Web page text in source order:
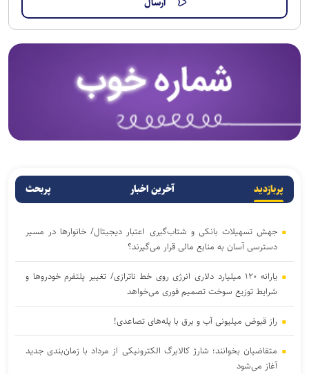
پربازدید آخرین اخبار پربحث
جهش تسهیلات بانکی و شتاب‌گیری اعتبار دیجیتال/ خانوار‌ها در مسیر
دسترسی آسان‌ به منابع مالی قرار می‌گیرند؟
یارانه ۱۲۰ میلیارد دلاری انرژی روی خط ناترازی/ تغییر پلتفرم خودروها و
شرایط توزیع سوخت تصمیم فوری می‌خواهد
راز قبوض میلیونی آب و برق با پله‌های تصاعدی!
متقاضیان بخوانند؛ شارژ کالابرگ الکترونیکی از مرداد با زمان‌بندی جدید
آغاز می‌شود